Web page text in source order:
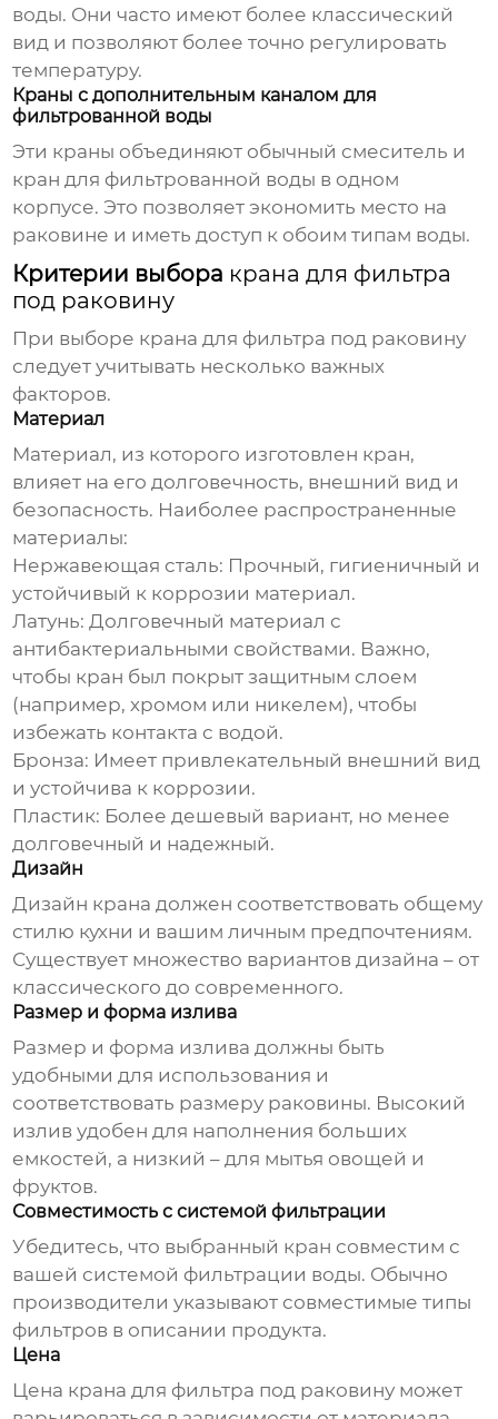
воды. Они часто имеют более классический
вид и позволяют более точно регулировать
температуру.
Краны с дополнительным каналом для
фильтрованной воды
Эти краны объединяют обычный смеситель и
кран для фильтрованной воды в одном
корпусе. Это позволяет экономить место на
раковине и иметь доступ к обоим типам воды.
Критерии выбора крана для фильтра
под раковину
При выборе крана для фильтра под раковину
следует учитывать несколько важных
факторов.
Материал
Материал, из которого изготовлен кран,
влияет на его долговечность, внешний вид и
безопасность. Наиболее распространенные
материалы:
Нержавеющая сталь: Прочный, гигиеничный и
устойчивый к коррозии материал.
Латунь: Долговечный материал с
антибактериальными свойствами. Важно,
чтобы кран был покрыт защитным слоем
(например, хромом или никелем), чтобы
избежать контакта с водой.
Бронза: Имеет привлекательный внешний вид
и устойчива к коррозии.
Пластик: Более дешевый вариант, но менее
долговечный и надежный.
Дизайн
Дизайн крана должен соответствовать общему
стилю кухни и вашим личным предпочтениям.
Существует множество вариантов дизайна – от
классического до современного.
Размер и форма излива
Размер и форма излива должны быть
удобными для использования и
соответствовать размеру раковины. Высокий
излив удобен для наполнения больших
емкостей, а низкий – для мытья овощей и
фруктов.
Совместимость с системой фильтрации
Убедитесь, что выбранный кран совместим с
вашей системой фильтрации воды. Обычно
производители указывают совместимые типы
фильтров в описании продукта.
Цена
Цена крана для фильтра под раковину может